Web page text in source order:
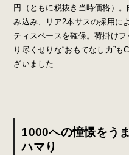
円（ともに税抜き当時価格）
み込み、リア2本サスの採用に
ティスペースを確保。荷掛け
り尽くせりな“おもてなし力”
ざいました
1000への憧憬をう
ハマり